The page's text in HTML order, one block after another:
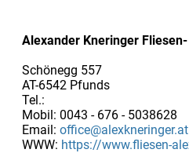
Alexander Kneringer
Schönegg 557
AT-6542 Pfunds
Tel.:
Mobil: 0043 - 676 - 5038628
Email: office@alexkneringer.at
WWW: https://www.fliesen-